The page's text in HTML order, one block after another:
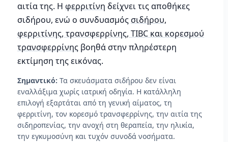
αιτία της. Η φερριτίνη δείχνει τις αποθήκες
σιδήρου, ενώ ο συνδυασμόςσιδήρου,
φερριτίνης, τρανσφερρίνης, TIBC και κορεσμού
τρανσφερρίνης βοηθά στην πληρέστερη
εκτίμηση της εικόνας.
Σημαντικό: Τα σκευάσματα σιδήρου δεν είναι
εναλλάξιμα χωρίς ιατρική οδηγία. Η κατάλληλη
επιλογή εξαρτάται από τη γενική αίματος, τη
φερριτίνη, τον κορεσμό τρανσφερρίνης, την αιτία της
σιδηροπενίας, την ανοχή στη θεραπεία, την ηλικία,
την εγκυμοσύνη και τυχόν συνοδά νοσήματα.